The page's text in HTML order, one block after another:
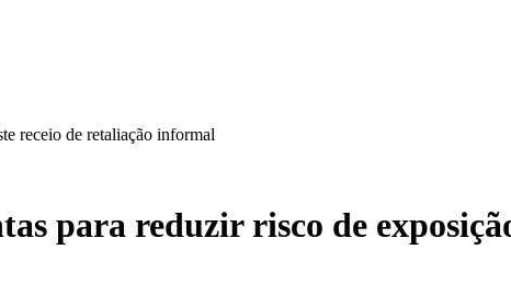
receio de retaliação informal
para reduzir risco de